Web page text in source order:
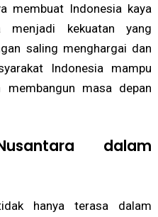
membuat Indonesia kaya
kekuatan yang
saling menghargai dan
Indonesia mampu
membangun masa depan
dalam
hanya terasa dalam